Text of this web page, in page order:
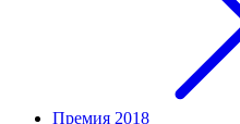
Премия 2018